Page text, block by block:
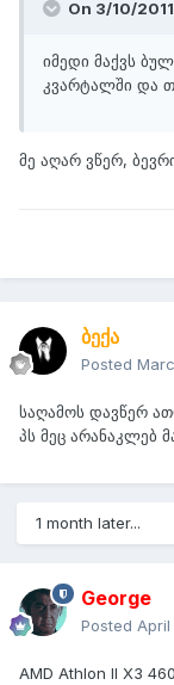
On 3/10/
იმედი მაქვს
კვარტალში და
მე აღარ ვწერ,
ბექა
Posted
საღამოს დავწერ
პს მეც არანაკლებ
1 month later...
George
Posted April
AMD Athlon II X3